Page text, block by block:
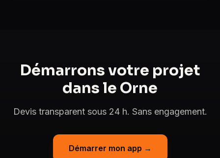
Démarrons votre projet
dans le Orne
Devis transparent sous 24 h. Sans engagement.
Démarrer mon app →